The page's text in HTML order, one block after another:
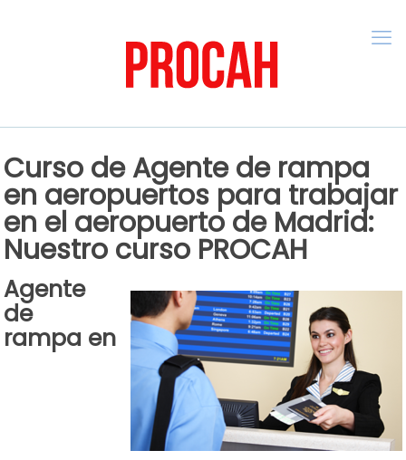
Curso de Agente de rampa
en aeropuertos para trabajar
en el aeropuerto de Madrid:
Nuestro curso PROCAH
Agente
de
rampa en